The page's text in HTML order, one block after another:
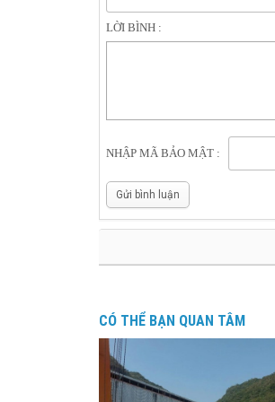
LỜI BÌNH :
NHẬP MÃ BẢO MẬT :
Gửi bình luận
CÓ THỂ BẠN QUAN TÂM